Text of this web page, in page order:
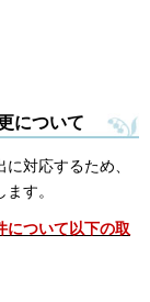
について
対応するため、
す。
について以下の取